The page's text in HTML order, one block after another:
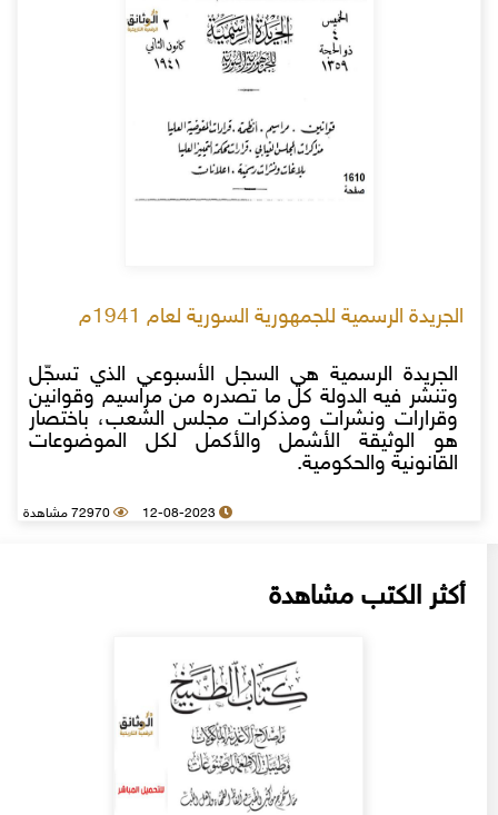
الجريدة الرسمية للجمهورية السورية لعام 1941م
الجريدة الرسمية هي السجل الأسبوعي الذي تسجّل
وتنشر فيه الدولة كل ما تصدره من مراسيم وقوانين
وقرارات ونشرات ومذكرات مجلس الشعب، باختصار
هو الوثيقة الأشمل والأكمل لكل الموضوعات
القانونية والحكومية.
12-08-2023 72970 مشاهدة
أكثر الكتب مشاهدة